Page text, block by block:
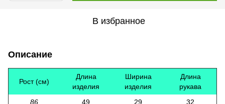
В избранное
Описание
Рост (см)
Длина
изделия
Ширина
изделия
Длина
рукава
86
49 29
32